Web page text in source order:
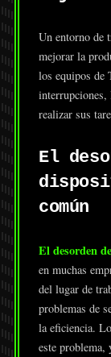
Un entorno de
mejorar la
los equipos de
interrupciones,
realizar sus
El
común
El desorden
en muchas
del lugar de
problemas de
la eficiencia.
este problema,